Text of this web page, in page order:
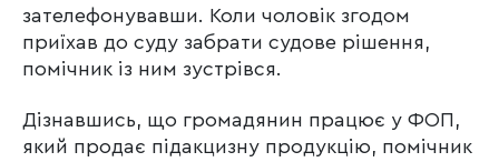
зателефонувавши. Коли чоловік згодом
приїхав до суду забрати судове рішення,
помічник із ним зустрівся.
Дізнавшись, що громадянин працює у ФОП,
який продає підакцизну продукцію, помічник